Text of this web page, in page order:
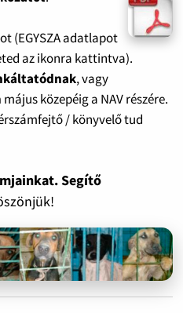
(EGYSZA adatlapot
az ikonra kattintva).
, vagy
május közepéig a NAV részére.
/ könyvelő tud
Segítő